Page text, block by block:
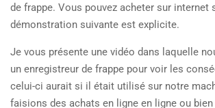
de frappe. Vous pouvez acheter sur internet
démonstration suivante est explicite.
Je vous présente une vidéo dans laquelle
un enregistreur de frappe pour voir les
celui-ci aurait si il était utilisé sur notre
faisions des achats en ligne en ligne ou